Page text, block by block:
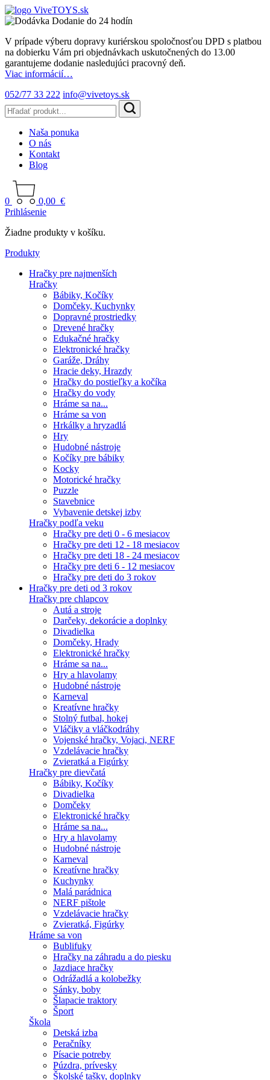
Dodanie do 24 hodín
V prípade výberu dopravy kuriérskou spoločnosťou DPD s platbou
na dobierku Vám pri objednávkach uskutočnených do 13.00
garantujeme dodanie nasledujúci pracovný deň.
Viac informácií…
052/77 33 222 info@vivetoys.sk
Naša ponuka
O nás
Kontakt
Blog
0 0,00 €
Prihlásenie
Žiadne produkty v košíku.
Produkty
Hračky pre najmenších
Hračky
Bábiky, Kočíky
Domčeky, Kuchynky
Dopravné prostriedky
Drevené hračky
Edukačné hračky
Elektronické hračky
Garáže, Dráhy
Hracie deky, Hrazdy
Hračky do postieľky a kočíka
Hračky do vody
Hráme sa na...
Hráme sa von
Hrkálky a hryzadlá
Hry
Hudobné nástroje
Kočíky pre bábiky
Kocky
Motorické hračky
Puzzle
Stavebnice
Vybavenie detskej izby
Hračky podľa veku
Hračky pre deti 0 - 6 mesiacov
Hračky pre deti 12 - 18 mesiacov
Hračky pre deti 18 - 24 mesiacov
Hračky pre deti 6 - 12 mesiacov
Hračky pre deti do 3 rokov
Hračky pre deti od 3 rokov
Hračky pre chlapcov
Autá a stroje
Darčeky, dekorácie a doplnky
Divadielka
Domčeky, Hrady
Elektronické hračky
Hráme sa na...
Hry a hlavolamy
Hudobné nástroje
Karneval
Kreatívne hračky
Stolný futbal, hokej
Vláčiky a vláčkodráhy
Vojenské hračky, Vojaci, NERF
Vzdelávacie hračky
Zvieratká a Figúrky
Hračky pre dievčatá
Bábiky, Kočíky
Divadielka
Domčeky
Elektronické hračky
Hráme sa na...
Hry a hlavolamy
Hudobné nástroje
Karneval
Kreatívne hračky
Kuchynky
Malá parádnica
NERF pištole
Vzdelávacie hračky
Zvieratká, Figúrky
Hráme sa von
Bublifuky
Hračky na záhradu a do piesku
Jazdiace hračky
Odrážadlá a kolobežky
Sánky, boby
Šlapacie traktory
Šport
Škola
Detská izba
Peračníky
Písacie potreby
Púzdra, prívesky
Školské tašky, doplnky